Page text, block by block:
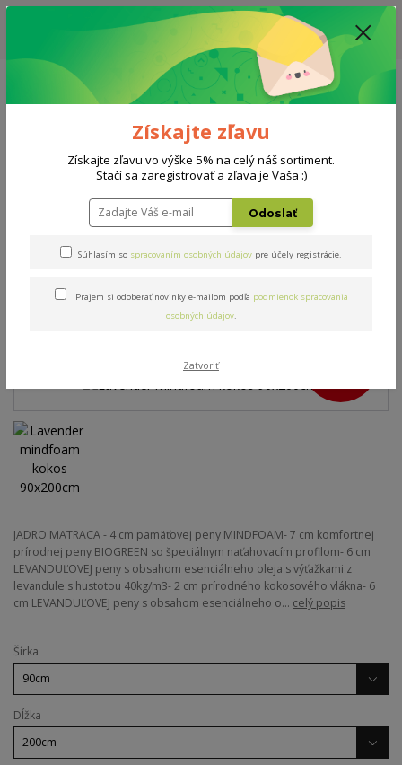
ZĽAVA: VŠETKY VYSTAVENÉ POSTELE ZA 400€ - CENA MATRACU A ROŠTU
PODĽA VÝBERU / DODACIA LEHOTA JE AKTUÁLNE 10-15 PRACOVNÝCH
Menu
0908 777 700 Po-So: 10-18 hod.
0
Lavender mindfoam kokos 90x200cm
Lavender mindfoam kokos
90x200cm
JADRO MATRACA - 4 cm pamäťovej peny MINDFOAM- 7 cm komfortnej
prírodnej peny BIOGREEN so špeciálnym naťahovacím profilom- 6 cm
LEVANDUĽOVEJ peny s obsahom esenciálneho oleja s výťažkami z
levandule s hustotou 40kg/m3- 2 cm prírodného kokosového vlákna- 6
cm LEVANDUĽOVEJ peny s obsahom esenciálneho o... celý popis
Šírka
Dĺžka
Získajte zľavu
Získajte zľavu vo výške 5% na celý náš sortiment.
Stačí sa zaregistrovať a zľava je Vaša :)
Odoslať
Súhlasím so spracovaním osobných údajov pre účely registrácie.
Prajem si odoberať novinky e-mailom podľa podmienok spracovania
osobných údajov.
Zatvoriť